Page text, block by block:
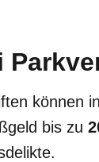
können
bis zu